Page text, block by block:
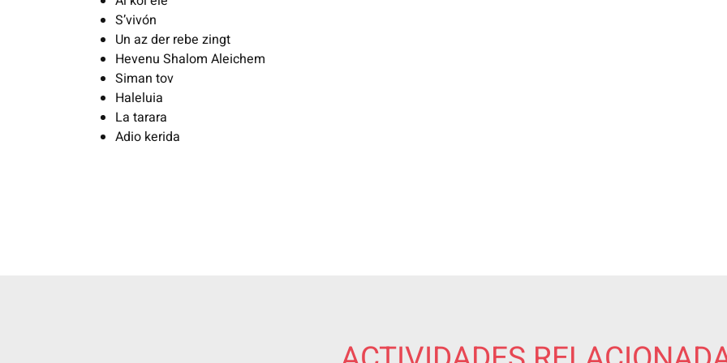
S’vivón
Un az der rebe zingt
Hevenu Shalom Aleichem
Siman tov
Haleluia
La tarara
Adio kerida